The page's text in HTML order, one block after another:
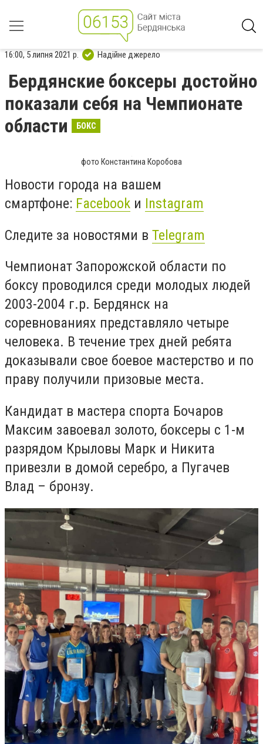
16:00, 5 липня 2021 р. Надійне джерело
Бердянские боксеры достойно
показали себя на Чемпионате
области
БОКС
фото Константина Коробова
Новости города на вашем
смартфоне: Facebook и Instagram
Следите за новостями в Telegram
Чемпионат Запорожской области по
боксу проводился среди молодых людей
2003-2004 г.р. Бердянск на
соревнованиях представляло четыре
человека. В течение трех дней ребята
доказывали свое боевое мастерство и по
праву получили призовые места.
Кандидат в мастера спорта Бочаров
Максим завоевал золото, боксеры с 1-м
разрядом Крыловы Марк и Никита
привезли в домой серебро, а Пугачев
Влад – бронзу.